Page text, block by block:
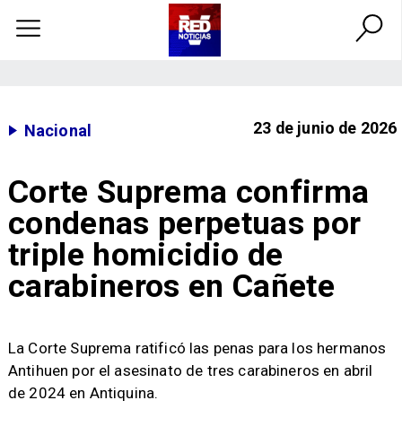
Nacional 23 de junio de 2026
Corte Suprema confirma
condenas perpetuas por
triple homicidio de
carabineros en Cañete
La Corte Suprema ratificó las penas para los hermanos
Antihuen por el asesinato de tres carabineros en abril
de 2024 en Antiquina.